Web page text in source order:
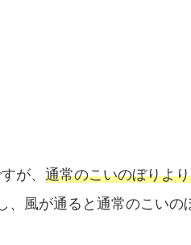
が、 通常のこいのぼりよ
、風が通ると通常のこい